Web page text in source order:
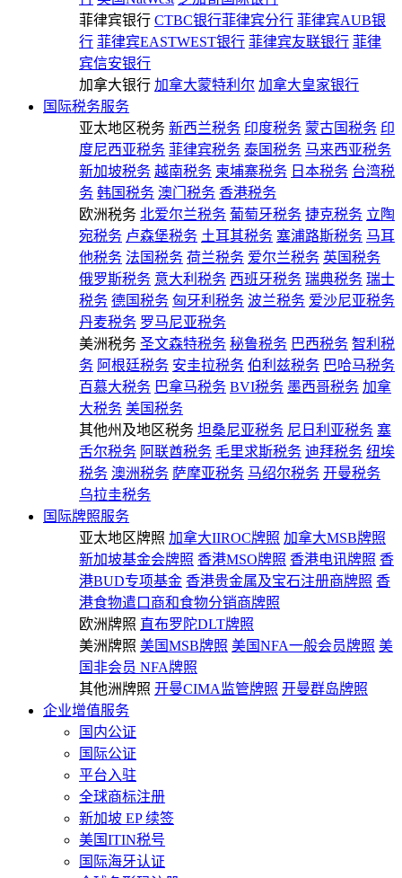
菲律宾银行 CTBC银行菲律宾分行 菲律宾AUB银
行 菲律宾EASTWEST银行 菲律宾友联银行 菲律
宾信安银行
加拿大银行 加拿大蒙特利尔 加拿大皇家银行
国际税务服务
亚太地区税务 新西兰税务 印度税务 蒙古国税务 印
度尼西亚税务 菲律宾税务 泰国税务 马来西亚税务
新加坡税务 越南税务 柬埔寨税务 日本税务 台湾税
务 韩国税务 澳门税务 香港税务
欧洲税务 北爱尔兰税务 葡萄牙税务 捷克税务 立陶
宛税务 卢森堡税务 土耳其税务 塞浦路斯税务 马耳
他税务 法国税务 荷兰税务 爱尔兰税务 英国税务
俄罗斯税务 意大利税务 西班牙税务 瑞典税务 瑞士
税务 德国税务 匈牙利税务 波兰税务 爱沙尼亚税务
丹麦税务 罗马尼亚税务
美洲税务 圣文森特税务 秘鲁税务 巴西税务 智利税
务 阿根廷税务 安圭拉税务 伯利兹税务 巴哈马税务
百慕大税务 巴拿马税务 BVI税务 墨西哥税务 加拿
大税务 美国税务
其他州及地区税务 坦桑尼亚税务 尼日利亚税务 塞
舌尔税务 阿联酋税务 毛里求斯税务 迪拜税务 纽埃
税务 澳洲税务 萨摩亚税务 马绍尔税务 开曼税务
乌拉圭税务
国际牌照服务
亚太地区牌照 加拿大IIROC牌照 加拿大MSB牌照
新加坡基金会牌照 香港MSO牌照 香港电讯牌照 香
港BUD专项基金 香港贵金属及宝石注册商牌照 香
港食物遣口商和食物分销商牌照
欧洲牌照 直布罗陀DLT牌照
美洲牌照 美国MSB牌照 美国NFA一般会员牌照 美
国非会员 NFA牌照
其他洲牌照 开曼CIMA监管牌照 开曼群岛牌照
企业增值服务
国内公证
国际公证
平台入驻
全球商标注册
新加坡 EP 续签
美国ITIN税号
国际海牙认证